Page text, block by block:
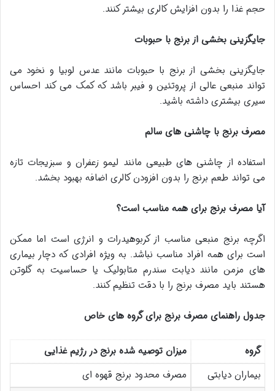
حجم غذا را بدون افزایش کالری بیشتر کنند.
جایگزینی بخشی از برنج با حبوبات
جایگزینی بخشی از برنج با حبوبات مانند عدس لوبیا و نخود می
تواند منبعی عالی از پروتئین و فیبر باشد که کمک می کند احساس
سیری بیشتری داشته باشید.
مصرف برنج با چاشنی های سالم
استفاده از چاشنی های طبیعی مانند لیمو زعفران و سبزیجات تازه
می تواند طعم برنج را بدون افزودن کالری اضافه بهبود بخشد.
آیا مصرف برنج برای همه مناسب است؟
اگرچه برنج منبعی مناسب از کربوهیدرات و انرژی است اما ممکن
است برای همه افراد مناسب نباشد. به ویژه افرادی که دچار بیماری
های مزمن مانند دیابت سندرم متابولیک یا حساسیت به گلوتن
هستند باید مصرف برنج را با دقت تنظیم کنند.
جدول راهنمای مصرف برنج برای گروه های خاص
گروه
میزان توصیه شده برنج در رژیم غذایی
بیماران دیابتی
مصرف محدود برنج قهوه ای